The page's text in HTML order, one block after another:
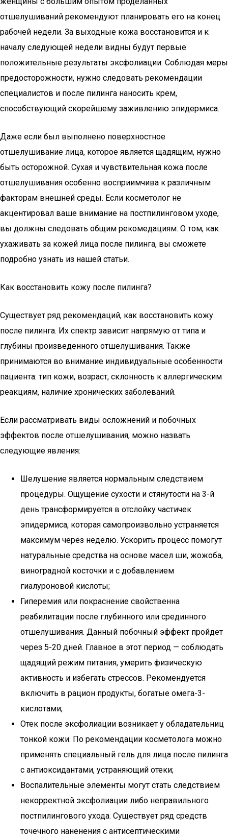
отшелушиваний рекомендуют планировать его на конец
рабочей недели. За выходные кожа восстановится и к
началу следующей недели видны будут первые
положительные результаты эксфолиации. Соблюдая меры
предосторожности, нужно следовать рекомендации
специалистов и после пилинга наносить крем,
способствующий скорейшему заживлению эпидермиса.
Даже если был выполнено поверхностное
отшелушивание лица, которое является щадящим, нужно
быть осторожной. Сухая и чувствительная кожа после
отшелушивания особенно восприимчива к различным
факторам внешней среды. Если косметолог не
акцентировал ваше внимание на постпилинговом уходе,
вы должны следовать общим рекомедациям. О том, как
ухаживать за кожей лица после пилинга, вы сможете
подробно узнать из нашей статьи.
Как восстановить кожу после пилинга?
Существует ряд рекомендаций, как восстановить кожу
после пилинга. Их спектр зависит напрямую от типа и
глубины произведенного отшелушивания. Также
принимаются во внимание индивидуальные особенности
пациента: тип кожи, возраст, склонность к аллергическим
реакциям, наличие хронических заболеваний.
Если рассматривать виды осложнений и побочных
эффектов после отшелушивания, можно назвать
следующие явления:
Шелушение является нормальным следствием
процедуры. Ощущение сухости и стянутости на 3-й
день трансформируется в отслойку частичек
эпидермиса, которая самопроизвольно устраняется
максимум через неделю. Ускорить процесс помогут
натуральные средства на основе масел ши, жожоба,
виноградной косточки и с добавлением
гиалуроновой кислоты;
Гиперемия или покраснение свойственна
реабилитации после глубинного или срединного
отшелушивания. Данный побочный эффект пройдет
через 5-20 дней. Главное в этот период — соблюдать
щадящий режим питания, умерить физическую
активность и избегать стрессов. Рекомендуется
включить в рацион продукты, богатые омега-3-
кислотами;
Отек после эксфолиации возникает у обладательниц
тонкой кожи. По рекомендации косметолога можно
применять специальный гель для лица после пилинга
с антиоксидантами, устраняющий отеки;
Воспалительные элементы могут стать следствием
некорректной эксфолиации либо неправильного
постпилингового ухода. Существует ряд средств
точечного наненения с антисептическими